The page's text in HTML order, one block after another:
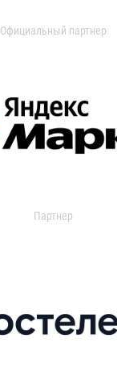
Официальный партнер
Партнер